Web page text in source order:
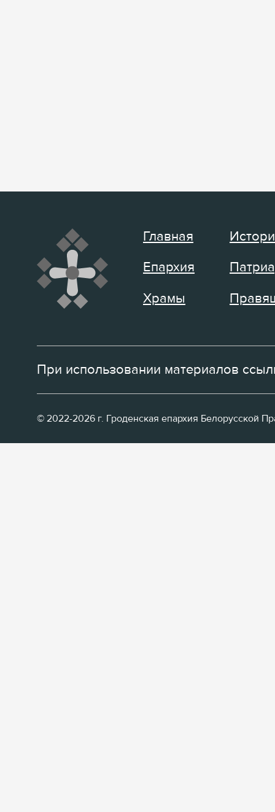
Главная
Епархия
Храмы
При использовании материалов
© 2022-2026 г. Гроденская епархия Белорусской